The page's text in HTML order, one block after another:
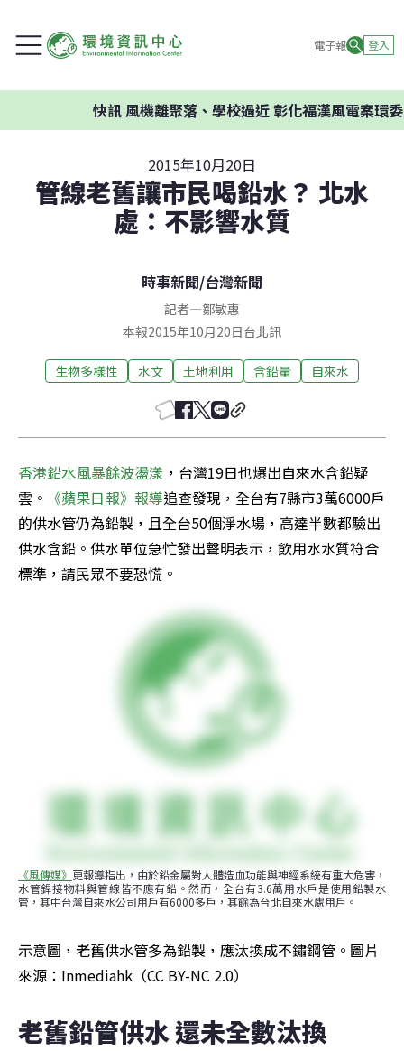
電子報 登入
快訊風機離聚落、學校過近 彰化福漢風電案環委建
2015年10月20日
管線老舊讓市民喝鉛水？ 北水
處：不影響水質
時事新聞/台灣新聞
記者—鄒敏惠
本報2015年10月20日台北訊
生物多樣性 水文 土地利用 含鉛量 自來水
香港鉛水風暴餘波盪漾 ，台灣19日也爆出自來水含鉛疑
雲。 《蘋果日報》報導追查發現，全台有7縣市3萬6000戶
的供水管仍為鉛製，且全台50個淨水場，高達半數都驗出
供水含鉛。供水單位急忙發出聲明表示，飲用水水質符合
標準，請民眾不要恐慌。
《風傳媒》 更報導指出，由於鉛金屬對人體造血功能與神經系統有重大危害，
水管銲接物料與管線皆不應有鉛。然而，全台有3.6萬用水戶是使用鉛製水
管，其中台灣自來水公司用戶有6000多戶，其餘為台北自來水處用戶。
示意圖，老舊供水管多為鉛製，應汰換成不鏽鋼管。圖片
來源：Inmediahk（CC BY-NC 2.0）
老舊鉛管供水 還未全數汰換